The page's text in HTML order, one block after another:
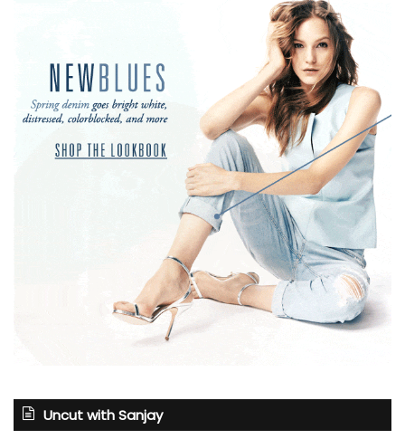
Uncut with Sanjay